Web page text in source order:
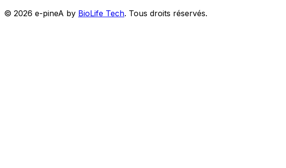
© 2026 e-pineA by BioLife Tech. Tous droits réservés.